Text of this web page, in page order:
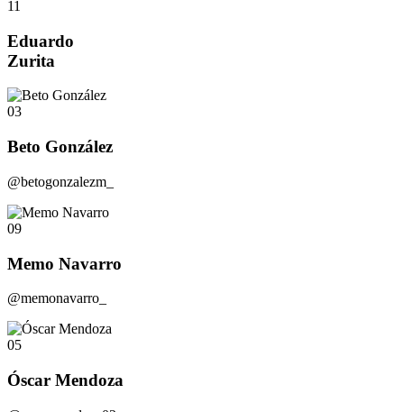
11
Eduardo
Zurita
03
Beto González
@betogonzalezm_
09
Memo Navarro
@memonavarro_
05
Óscar Mendoza